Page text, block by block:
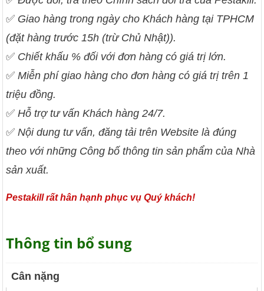
✅ Giao hàng trong ngày cho Khách hàng tại TPHCM
(đặt hàng trước 15h (trừ Chủ Nhật)).
✅ Chiết khấu % đối với đơn hàng có giá trị lớn.
✅Miễn phí giao hàng cho đơn hàng có giá trị trên 1
triệu đồng.
✅Hỗ trợ tư vấn Khách hàng 24/7.
✅ Nội dung tư vấn, đăng tải trên Website là đúng
theo với những Công bố thông tin sản phẩm của Nhà
sản xuất.
Pestakill rất hân hạnh phục vụ Quý khách!
Thông tin bổ sung
Cân nặng